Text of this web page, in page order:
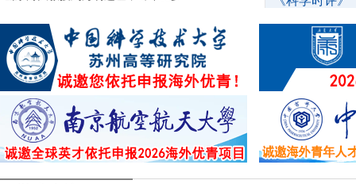
苏泊尔AI擦边
据
牌